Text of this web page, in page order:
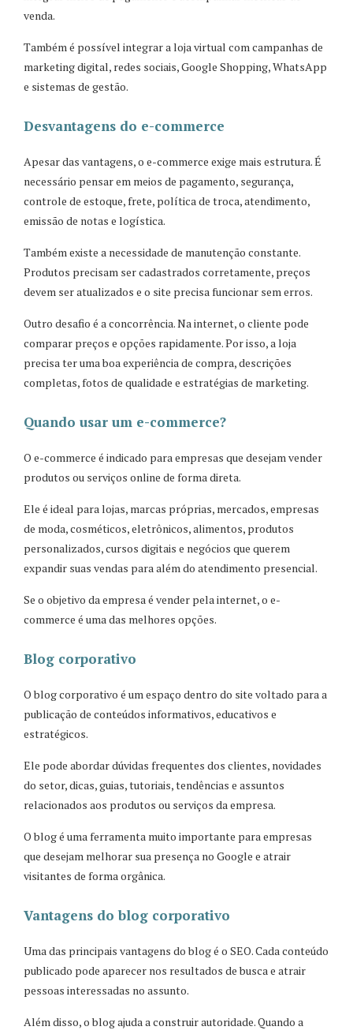
venda.
Também é possível integrar a loja virtual com campanhas de
marketing digital, redes sociais, Google Shopping, WhatsApp
e sistemas de gestão.
Desvantagens do e-commerce
Apesar das vantagens, o e-commerce exige mais estrutura. É
necessário pensar em meios de pagamento, segurança,
controle de estoque, frete, política de troca, atendimento,
emissão de notas e logística.
Também existe a necessidade de manutenção constante.
Produtos precisam ser cadastrados corretamente, preços
devem ser atualizados e o site precisa funcionar sem erros.
Outro desafio é a concorrência. Na internet, o cliente pode
comparar preços e opções rapidamente. Por isso, a loja
precisa ter uma boa experiência de compra, descrições
completas, fotos de qualidade e estratégias de marketing.
Quando usar um e-commerce?
O e-commerce é indicado para empresas que desejam vender
produtos ou serviços online de forma direta.
Ele é ideal para lojas, marcas próprias, mercados, empresas
de moda, cosméticos, eletrônicos, alimentos, produtos
personalizados, cursos digitais e negócios que querem
expandir suas vendas para além do atendimento presencial.
Se o objetivo da empresa é vender pela internet, o e-
commerce é uma das melhores opções.
Blog corporativo
O blog corporativo é um espaço dentro do site voltado para a
publicação de conteúdos informativos, educativos e
estratégicos.
Ele pode abordar dúvidas frequentes dos clientes, novidades
do setor, dicas, guias, tutoriais, tendências e assuntos
relacionados aos produtos ou serviços da empresa.
O blog é uma ferramenta muito importante para empresas
que desejam melhorar sua presença no Google e atrair
visitantes de forma orgânica.
Vantagens do blog corporativo
Uma das principais vantagens do blog é o SEO. Cada conteúdo
publicado pode aparecer nos resultados de busca e atrair
pessoas interessadas no assunto.
Além disso, o blog ajuda a construir autoridade. Quando a